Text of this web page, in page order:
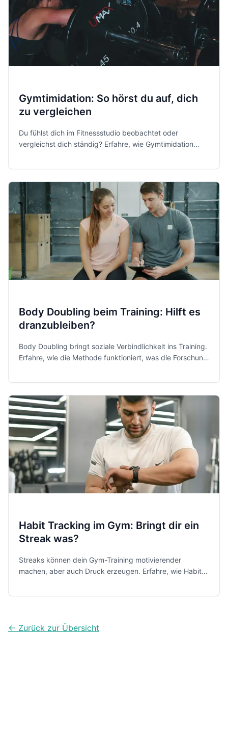
Gymtimidation: So hörst du auf, dich
zu vergleichen
Du fühlst dich im Fitnessstudio beobachtet oder
vergleichst dich ständig? Erfahre, wie Gymtimidation
Body Doubling beim Training: Hilft es
dranzubleiben?
Body Doubling bringt soziale Verbindlichkeit ins Training.
Erfahre, wie die Methode funktioniert, was die Forschung
Habit Tracking im Gym: Bringt dir ein
Streak was?
Streaks können dein Gym-Training motivierender
machen, aber auch Druck erzeugen. Erfahre, wie Habit
← Zurück zur Übersicht